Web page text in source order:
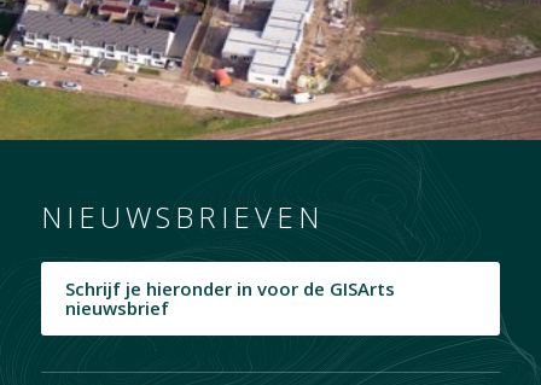
NIEUWSBRIEVEN
Schrijf je hieronder in voor de GISArts
nieuwsbrief